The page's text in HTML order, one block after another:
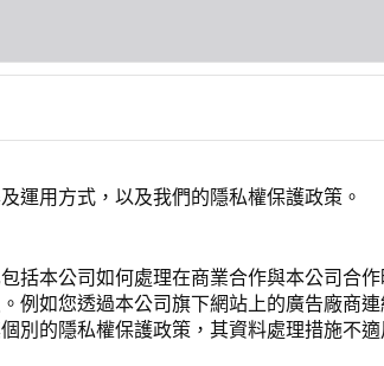
運用方式，以及我們的隱私權保護政策。
括本公司如何處理在商業合作與本公司合
例如您透過本公司旗下網站上的廣告廠商
別的隱私權保護政策，其資料處理措施不